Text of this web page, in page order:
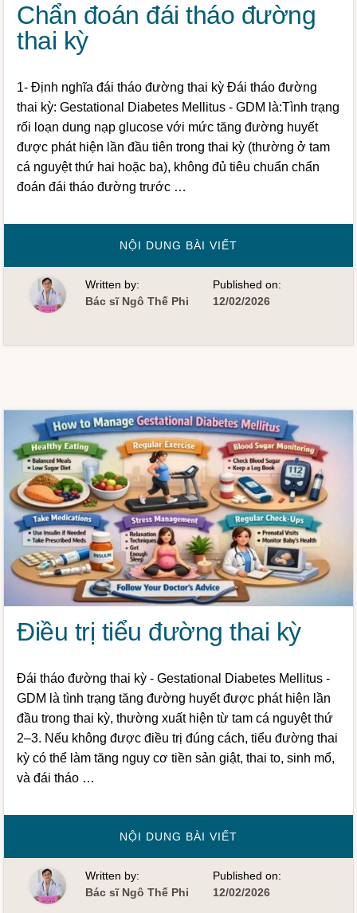
Chẩn đoán đái tháo đường
thai kỳ
1- Định nghĩa đái tháo đường thai kỳ Đái tháo đường
thai kỳ: Gestational Diabetes Mellitus - GDM là:Tình trạng
rối loạn dung nạp glucose với mức tăng đường huyết
được phát hiện lần đầu tiên trong thai kỳ (thường ở tam
cá nguyệt thứ hai hoặc ba), không đủ tiêu chuẩn chẩn
đoán đái tháo đường trước …
NỘI DUNG BÀI VIẾT
ĐÁI
THÁO
ĐƯỜNG
THAI
Written by:
Bác sĩ Ngô Thế Phi
Published on:
12/02/2026
Điều trị tiểu đường thai kỳ
Đái tháo đường thai kỳ - Gestational Diabetes Mellitus -
GDM là tình trạng tăng đường huyết được phát hiện lần
đầu trong thai kỳ, thường xuất hiện từ tam cá nguyệt thứ
2–3. Nếu không được điều trị đúng cách, tiểu đường thai
kỳ có thể làm tăng nguy cơ tiền sản giật, thai to, sinh mổ,
và đái tháo …
NỘI DUNG BÀI VIẾT
TIỂU
ĐƯỜNG
THAI
KỲ
Written by:
Bác sĩ Ngô Thế Phi
Published on:
12/02/2026